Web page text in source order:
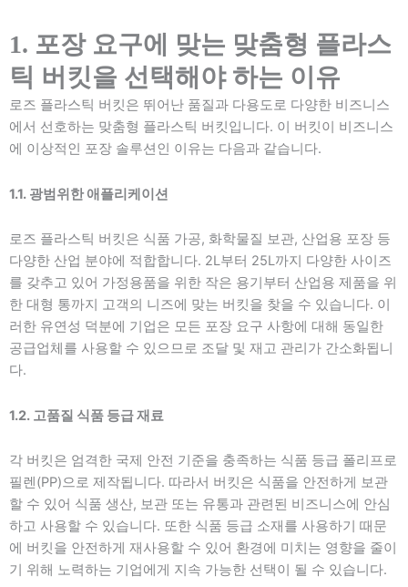
1. 포장 요구에 맞는 맞춤형 플라스
틱 버킷을 선택해야 하는 이유
로즈 플라스틱 버킷은 뛰어난 품질과 다용도로 다양한 비즈니스
에서 선호하는 맞춤형 플라스틱 버킷입니다. 이 버킷이 비즈니스
에 이상적인 포장 솔루션인 이유는 다음과 같습니다.
1.1. 광범위한 애플리케이션
로즈 플라스틱 버킷은 식품 가공, 화학물질 보관, 산업용 포장 등
다양한 산업 분야에 적합합니다. 2L부터 25L까지 다양한 사이즈
를 갖추고 있어 가정용품을 위한 작은 용기부터 산업용 제품을 위
한 대형 통까지 고객의 니즈에 맞는 버킷을 찾을 수 있습니다. 이
러한 유연성 덕분에 기업은 모든 포장 요구 사항에 대해 동일한
공급업체를 사용할 수 있으므로 조달 및 재고 관리가 간소화됩니
다.
1.2. 고품질 식품 등급 재료
각 버킷은 엄격한 국제 안전 기준을 충족하는 식품 등급 폴리프로
필렌(PP)으로 제작됩니다. 따라서 버킷은 식품을 안전하게 보관
할 수 있어 식품 생산, 보관 또는 유통과 관련된 비즈니스에 안심
하고 사용할 수 있습니다. 또한 식품 등급 소재를 사용하기 때문
에 버킷을 안전하게 재사용할 수 있어 환경에 미치는 영향을 줄이
기 위해 노력하는 기업에게 지속 가능한 선택이 될 수 있습니다.